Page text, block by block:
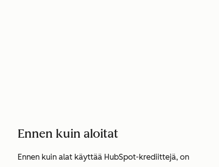
Ennen kuin aloitat
Ennen kuin alat käyttää HubSpot-krediittejä, on